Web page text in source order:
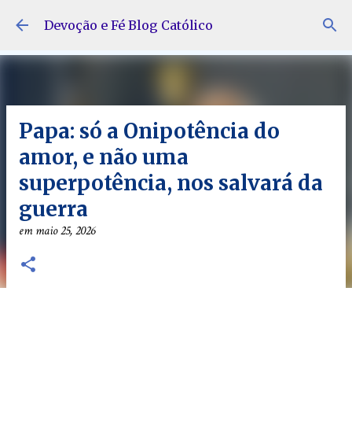
Pular para o conteúdo principal
Devoção e Fé Blog Católico
Papa: só a Onipotência do
amor, e não uma
superpotência, nos salvará da
guerra
emmaio 25, 2026